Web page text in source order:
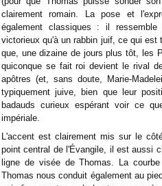
clairement romain. La pose et
également classiques : il
victorieux qu'à un rabbin juif, ce qui
que, une dizaine de jours plus tôt, les
quiconque se fait roi devient le rival
apôtres (et, sans doute, Marie-
typiquement juive, bien que leur
badauds curieux espérant voir ce
impériale.
L'accent est clairement mis sur le
point central de l'Évangile, il est aussi
ligne de visée de Thomas. La
Thomas nous conduit également au